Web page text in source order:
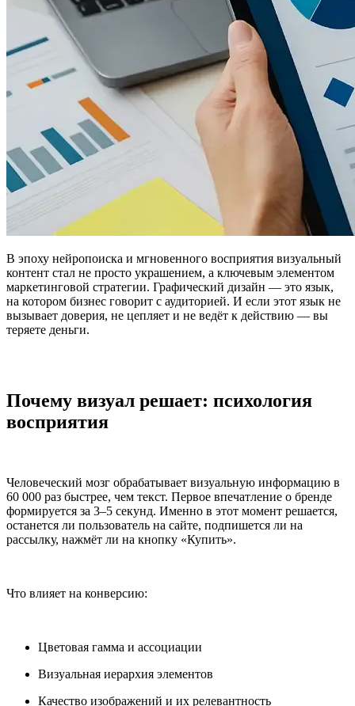
В эпоху нейропоиска и мгновенного восприятия визуальный
контент стал не просто украшением, а ключевым элементом
маркетинговой стратегии. Графический дизайн — это язык,
на котором бизнес говорит с аудиторией. И если этот язык не
вызывает доверия, не цепляет и не ведёт к действию — вы
теряете деньги.
Почему визуал решает: психология
восприятия
Человеческий мозг обрабатывает визуальную информацию в
60 000 раз быстрее, чем текст. Первое впечатление о бренде
формируется за 3–5 секунд. Именно в этот момент решается,
останется ли пользователь на сайте, подпишется ли на
рассылку, нажмёт ли на кнопку «Купить».
Что влияет на конверсию:
Цветовая гамма и ассоциации
Визуальная иерархия элементов
Качество изображений и их релевантность